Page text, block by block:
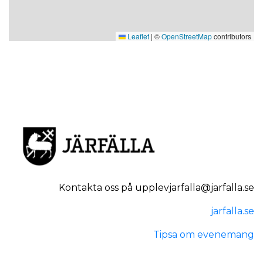
Leaflet | ©OpenStreetMapcontributors
Kontakta oss på upplevjarfalla@jarfalla.se
jarfalla.se
Tipsa om evenemang